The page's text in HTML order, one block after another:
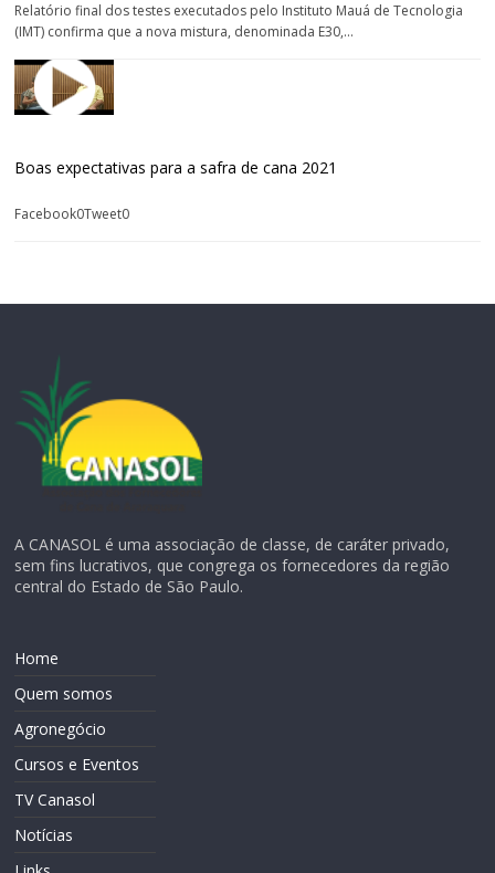
Relatório final dos testes executados pelo Instituto Mauá de Tecnologia
(IMT) confirma que a nova mistura, denominada E30,...
Boas expectativas para a safra de cana 2021
Facebook0Tweet0
A CANASOL é uma associação de classe, de caráter privado,
sem fins lucrativos, que congrega os fornecedores da região
central do Estado de São Paulo.
Home
Quem somos
Agronegócio
Cursos e Eventos
TV Canasol
Notícias